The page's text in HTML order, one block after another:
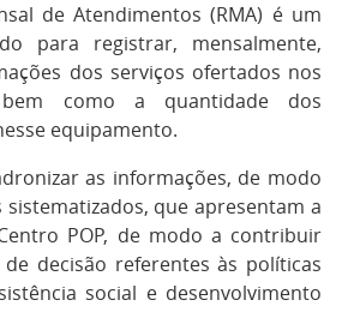
de Atendimentos (RMA) é um
para registrar, mensalmente,
dos serviços ofertados nos
bem como a quantidade dos
equipamento.
as informações, de modo
sistematizados, que apresentam a
POP, de modo a contribuir
decisão referentes às políticas
social e desenvolvimento